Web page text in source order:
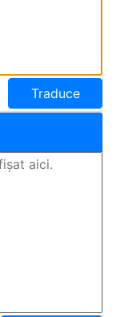
Traduce